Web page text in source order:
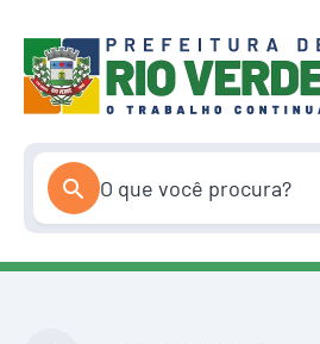
para
conteúdo